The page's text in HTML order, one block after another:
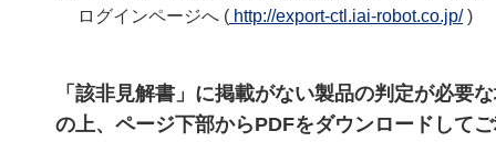
ログインページへ ( http://export-ctl.iai-robot.co.jp/)
「該非見解書」に掲載がない製品の判定が必要
の上、ページ下部からPDFをダウンロードして